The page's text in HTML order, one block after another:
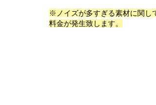
※ノイズが多すぎる素材に関し
料金が発生致します。